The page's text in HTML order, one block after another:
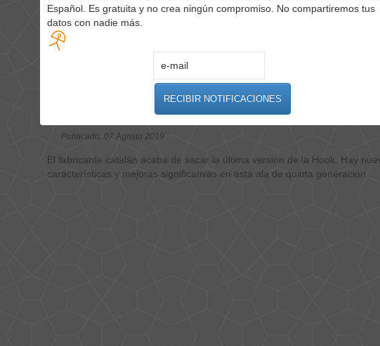
Publicado: 07 Agosto 2019
El fabricante catalán acaba de sacar la última versión de la Hook. Hay
características y mejoras significativas en esta ala de quinta generación...
Español. Es gratuita y no crea ningún compromiso. No compartiremos tus
datos con nadie más.